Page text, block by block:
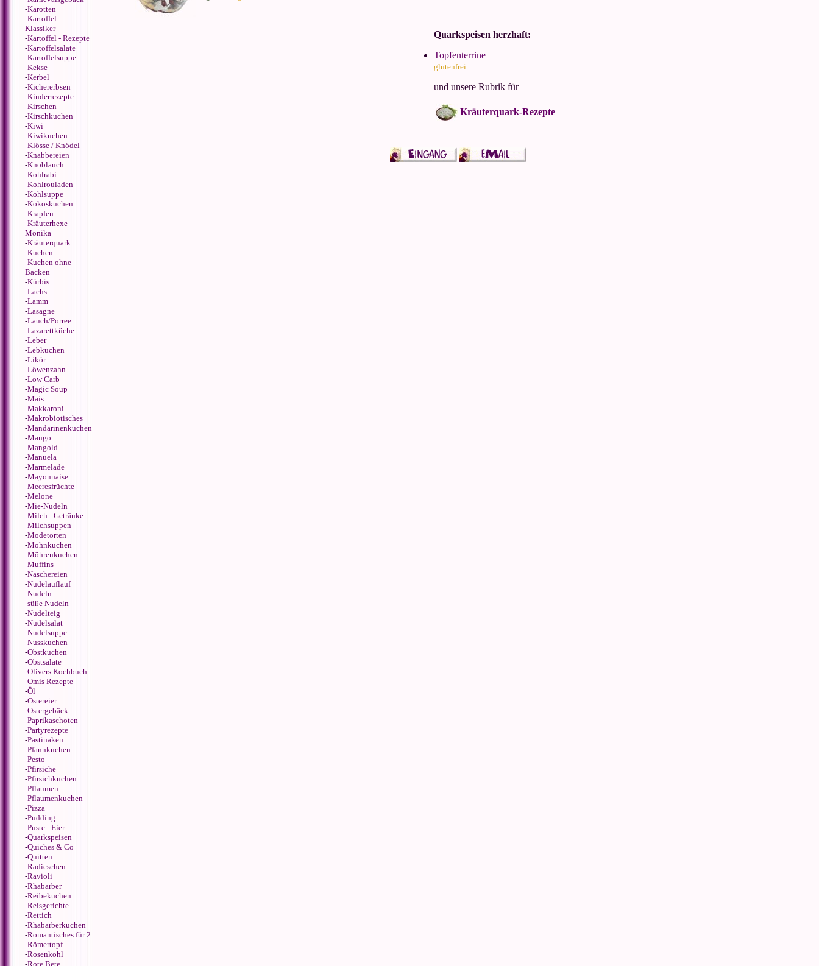
-Karotten
-Kartoffel -
Klassiker
-Kartoffel - Rezepte
-Kartoffelsalate
-Kartoffelsuppe
-Kekse
-Kerbel
-Kichererbsen
-Kinderrezepte
-Kirschen
-Kirschkuchen
-Kiwi
-Kiwikuchen
-Klösse / Knödel
-Knabbereien
-Knoblauch
-Kohlrabi
-Kohlrouladen
-Kohlsuppe
-Kokoskuchen
-Krapfen
-Kräuterhexe
Monika
-Kräuterquark
-Kuchen
-Kuchen ohne
Backen
-Kürbis
-Lachs
-Lamm
-Lasagne
-Lauch/Porree
-Lazarettküche
-Leber
-Lebkuchen
-Likör
-Löwenzahn
-Low Carb
-Magic Soup
-Mais
-Makkaroni
-Makrobiotisches
-Mandarinenkuchen
-Mango
-Mangold
-Manuela
-Marmelade
-Mayonnaise
-Meeresfrüchte
-Melone
-Mie-Nudeln
-Milch - Getränke
-Milchsuppen
-Modetorten
-Mohnkuchen
-Möhrenkuchen
-Muffins
-Naschereien
-Nudelauflauf
-Nudeln
-süße Nudeln
-Nudelteig
-Nudelsalat
-Nudelsuppe
-Nusskuchen
-Obstkuchen
-Obstsalate
-Olivers Kochbuch
-Omis Rezepte
-Öl
-Ostereier
-Ostergebäck
-Paprikaschoten
-Partyrezepte
-Pastinaken
-Pfannkuchen
-Pesto
-Pfirsiche
-Pfirsichkuchen
-Pflaumen
-Pflaumenkuchen
-Pizza
-Pudding
-Puste - Eier
-Quarkspeisen
-Quiches & Co
-Quitten
-Radieschen
-Ravioli
-Rhabarber
-Reibekuchen
-Reisgerichte
-Rettich
-Rhabarberkuchen
-Romantisches für 2
-Römertopf
-Rosenkohl
-Rote Bete
Quarkspeisen herzhaft:
Topfenterrine
glutenfrei
und unsere Rubrik für
Kräuterquark-Rezepte